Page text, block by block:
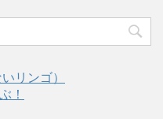
リンゴ）
！